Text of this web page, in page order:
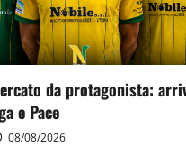
da protagonista:
e Pace
08/08/2026